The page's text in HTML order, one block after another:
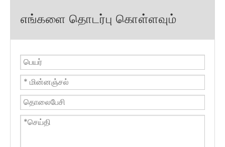
எங்களை தொடர்பு கொள்ளவும்